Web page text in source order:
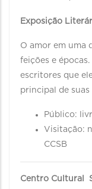
Exposição
O amor em uma
feições e
escritores que
principal de suas
Público:
Visitação:
CCSB
Centro Cultural